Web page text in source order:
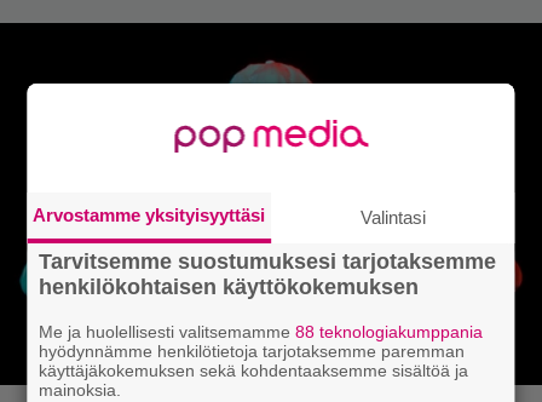
Arvostamme yksityisyyttäsi Valintasi
Tarvitsemme suostumuksesi tarjotaksemme
henkilökohtaisen käyttökokemuksen
Me ja huolellisesti valitsemamme88 teknologiakumppania
hyödynnämme henkilötietoja tarjotaksemme paremman
käyttäjäkokemuksen sekä kohdentaaksemme sisältöä ja
mainoksia.